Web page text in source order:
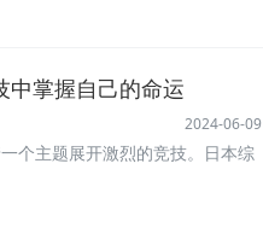
中掌握自己的命运
2024-06-09
个主题展开激烈的竞技。日本综